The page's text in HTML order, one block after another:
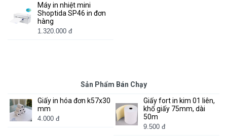
Máy in nhiệt mini
Shoptida SP46 in đơn
hàng
1.320.000 đ
Sản Phẩm Bán Chạy
Giấy in hóa đơn k57x30
mm
4.000 đ
Giấy fort in kim 01 liên,
khổ giấy 75mm, dài
50m
9.500 đ